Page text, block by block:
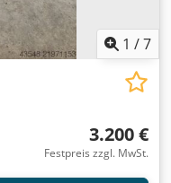
1 /7
3.200 €
Festpreis zzgl. MwSt.